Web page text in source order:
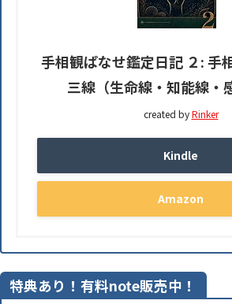
手相観ぱなせ鑑定日記 ２: 手
三線（生命線・知能線・
created byRinker
Kindle
Amazon
特典あり！有料note販売中！